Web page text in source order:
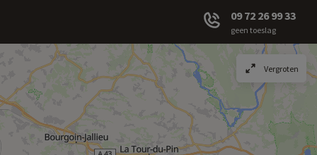
09 72 26 99 33
geen toeslag
Vergroten